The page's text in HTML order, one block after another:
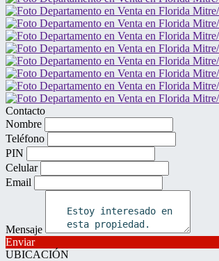
Contacto
Nombre
Teléfono
PIN
Celular
Email
Mensaje
Enviar
UBICACIÓN